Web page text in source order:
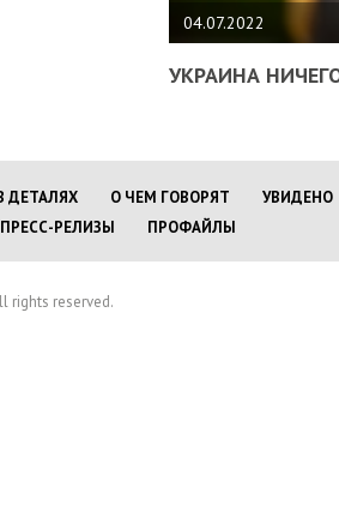
04.07.2022
УКРАИНА
ДЕТАЛЯХ О ЧЕМ ГОВОРЯТ
УВИДЕНО
ПРЕСС-РЕЛИЗЫ ПРОФАЙЛЫ
rights reserved.